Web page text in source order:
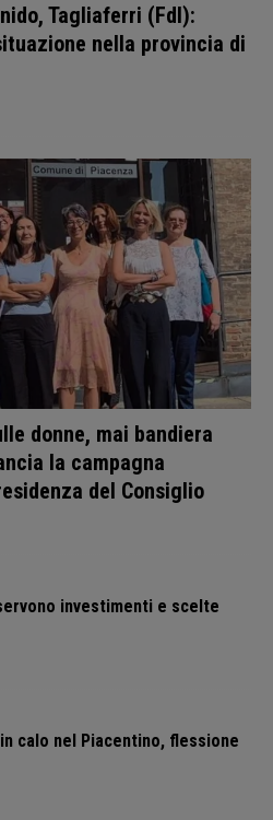
Tagliaferri (FdI):
nella provincia di
donne, mai bandiera
la campagna
del Consiglio
investimenti e scelte
calo nel Piacentino, flessione